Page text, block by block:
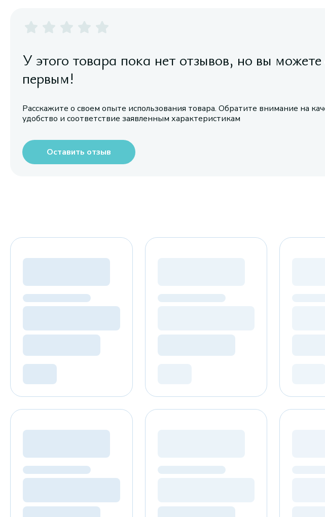
У этого товара пока нет отзывов, но вы можете
первым!
Расскажите о своем опыте использования товара. Обратите внимание на
удобство и соответствие заявленным характеристикам
Оставить отзыв